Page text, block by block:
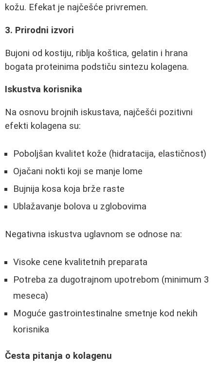
kožu. Efekat je najčešće privremen.
3. Prirodni izvori
Bujoni od kostiju, riblja koštica, gelatin i hrana
bogata proteinima podstiču sintezu kolagena.
Iskustva korisnika
Na osnovu brojnih iskustava, najčešći pozitivni
efekti kolagena su:
Poboljšan kvalitet kože (hidratacija, elastičnost)
Ojačani nokti koji se manje lome
Bujnija kosa koja brže raste
Ublažavanje bolova u zglobovima
Negativna iskustva uglavnom se odnose na:
Visoke cene kvalitetnih preparata
Potreba za dugotrajnom upotrebom (minimum 3
meseca)
Moguće gastrointestinalne smetnje kod nekih
korisnika
Česta pitanja o kolagenu